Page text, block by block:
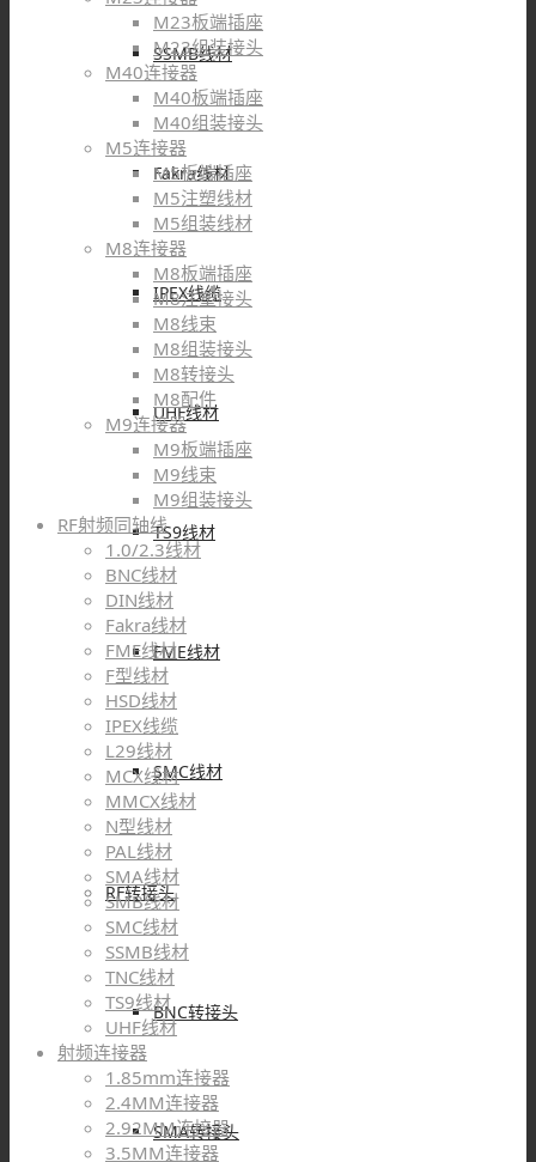
SSMB线材
Fakra线材
IPEX线缆
UHF线材
TS9线材
FME线材
SMC线材
RF转接头
BNC转接头
SMA转接头
M23板端插座
M23组装接头
M40连接器
M40板端插座
M40组装接头
M5连接器
M5板端插座
M5注塑线材
M5组装线材
M8连接器
M8板端插座
M8注塑接头
M8线束
M8组装接头
M8转接头
M8配件
M9连接器
M9板端插座
M9线束
M9组装接头
RF射频同轴线
1.0/2.3线材
BNC线材
DIN线材
Fakra线材
FME线材
F型线材
HSD线材
IPEX线缆
L29线材
MCX线材
MMCX线材
N型线材
PAL线材
SMA线材
SMB线材
SMC线材
SSMB线材
TNC线材
TS9线材
UHF线材
射频连接器
1.85mm连接器
2.4MM连接器
2.92MM连接器
3.5MM连接器